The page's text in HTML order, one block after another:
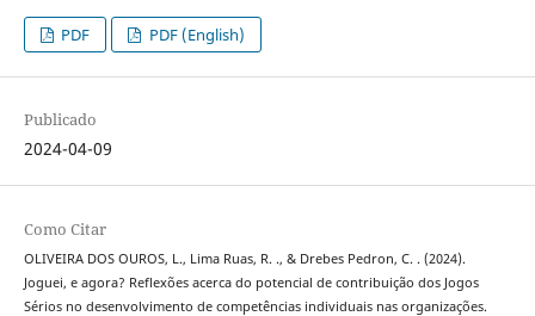
PDF PDF (English)
Publicado
2024-04-09
Como Citar
OLIVEIRA DOS OUROS, L., Lima Ruas, R. ., & Drebes Pedron, C. . (2024).
Joguei, e agora? Reflexões acerca do potencial de contribuição dos Jogos
Sérios no desenvolvimento de competências individuais nas organizações.